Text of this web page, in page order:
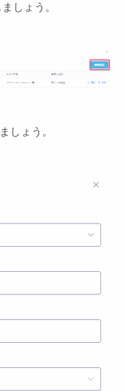
しょう。
しょう。